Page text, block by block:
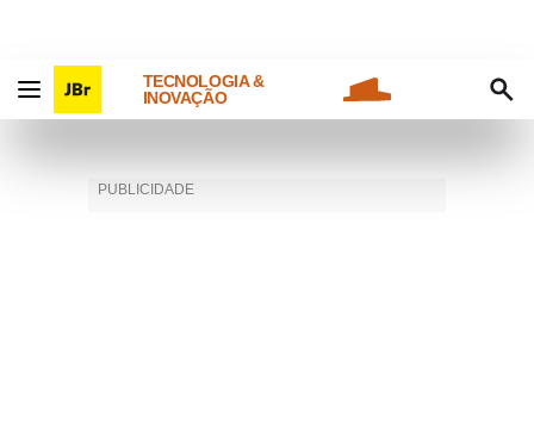
TECNOLOGIA &
INOVAÇÃO